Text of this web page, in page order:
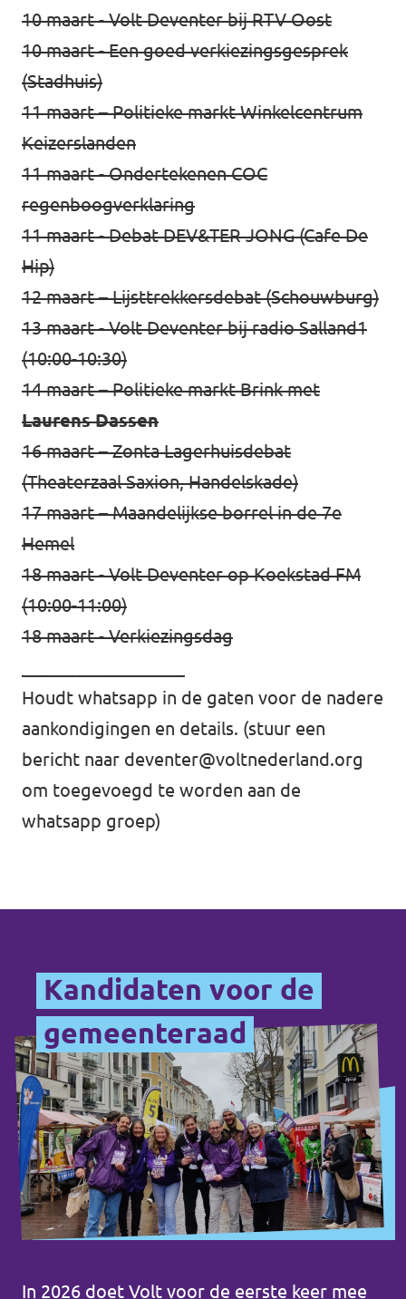
10 maart - Volt Deventer bijRTV Oost
10 maart -Een goed verkiezingsgesprek
(Stadhuis)
11 maart – Politieke marktWinkelcentrum
Keizerslanden
11 maart - OndertekenenCOC
regenboogverklaring
11 maart -Debat DEV&TER JONG(Cafe De
Hip)
12 maart –Lijsttrekkersdebat(Schouwburg)
13 maart - Volt Deventer bijradio Salland1
(10:00-10:30)
14 maart – Politieke markt Brink met
Laurens Dassen
16 maart –Zonta Lagerhuisdebat
(Theaterzaal Saxion, Handelskade)
17 maart –Maandelijkse borrel in de 7e
Hemel
18 maart - Volt Deventer opKoekstad FM
(10:00-11:00)
18 maart - Verkiezingsdag
Houdt whatsapp in de gaten voor de nadere
aankondigingen en details. (stuur een
bericht naar deventer@voltnederland.org
om toegevoegd te worden aan de
whatsapp groep)
In 2026 doet Volt voor de eerste keer mee
Kandidaten voor de
gemeenteraad